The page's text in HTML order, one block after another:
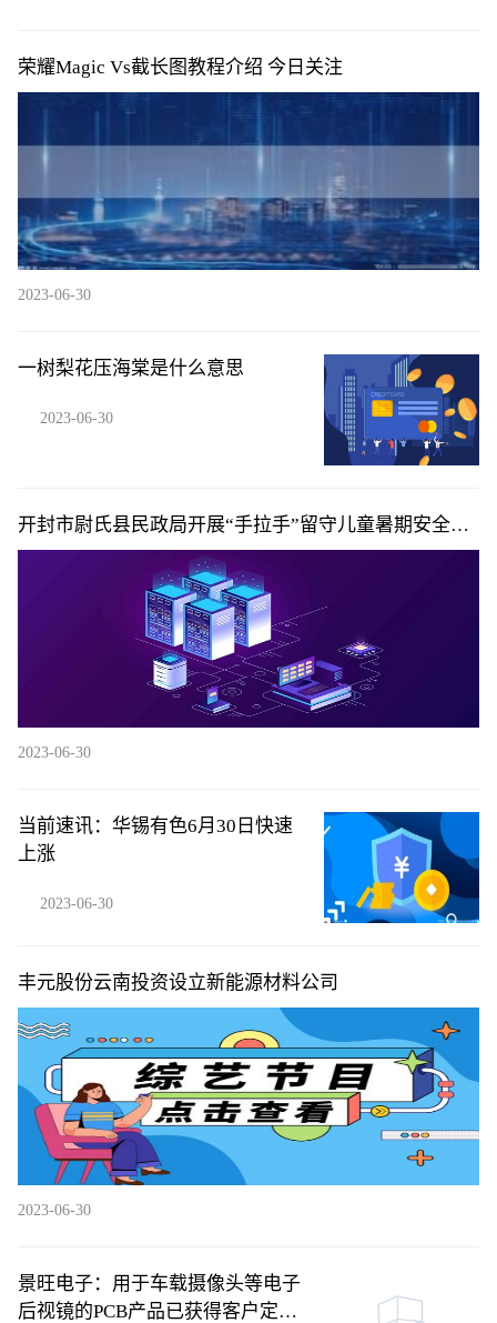
荣耀Magic Vs截长图教程介绍 今日关注
2023-06-30
一树梨花压海棠是什么意思
2023-06-30
开封市尉氏县民政局开展“手拉手”留守儿童暑期安全教
育活动|即时
2023-06-30
当前速讯：华锡有色6月30日快速
上涨
2023-06-30
丰元股份云南投资设立新能源材料公司
2023-06-30
景旺电子：用于车载摄像头等电子
后视镜的PCB产品已获得客户定点